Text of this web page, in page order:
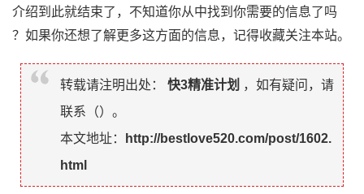
介绍到此就结束了，不知道你从中找到你需要的信息了吗
？如果你还想了解更多这方面的信息，记得收藏关注本站。
转载请注明出处： 快3精准计划 ，如有疑问，请
联系（）。
本文地址：
http://bestlove520.com/post/1602.
html